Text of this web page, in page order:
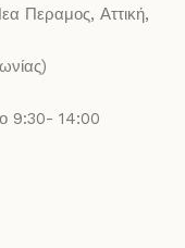
Περαμος, Αττική,
9:30- 14:00